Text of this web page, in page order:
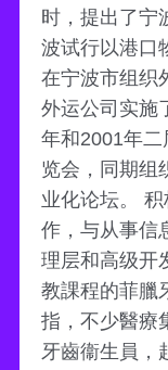
时，提出了宁
波试行以港口
在宁波市组织
外运公司实施
年和2001年
览会，同期组
业化论坛。
作，与从事信
理层和高级开
教課程的菲臘
指，不少醫療
牙齒衞生員，